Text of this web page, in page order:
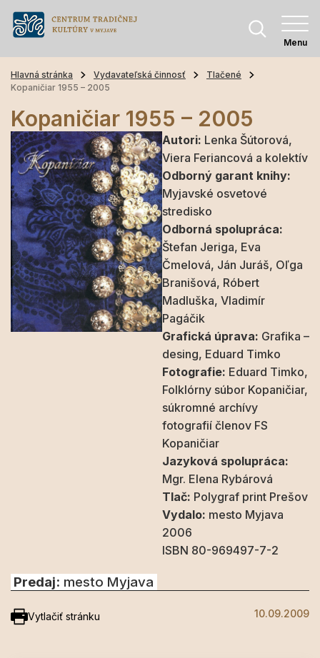
Menu
Hlavná stránka Vydavateľská činnosť
Tlačené
Kopaničiar 1955 – 2005
Kopaničiar 1955 – 2005
Autori: Lenka Šútorová,
Viera Feriancová a kolektív
Odborný garant knihy:
Myjavské osvetové
stredisko
Odborná spolupráca:
Štefan Jeriga, Eva
Čmelová, Ján Juráš, Oľga
Branišová, Róbert
Madluška, Vladimír
Pagáčik
Grafická úprava: Grafika –
desing, Eduard Timko
Fotografie: Eduard Timko,
Folklórny súbor Kopaničiar,
súkromné archívy
fotografií členov FS
Kopaničiar
Jazyková spolupráca:
Mgr. Elena Rybárová
Tlač: Polygraf print Prešov
Vydalo: mesto Myjava
2006
ISBN 80-969497-7-2
Predaj: mesto Myjava
Vytlačiť stránku 10.09.2009